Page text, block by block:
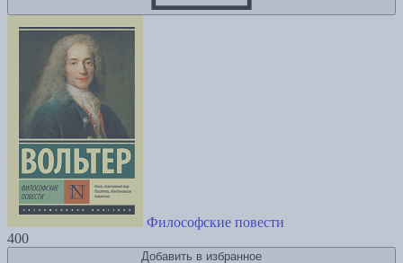
Философские повести
400
Добавить в избранное